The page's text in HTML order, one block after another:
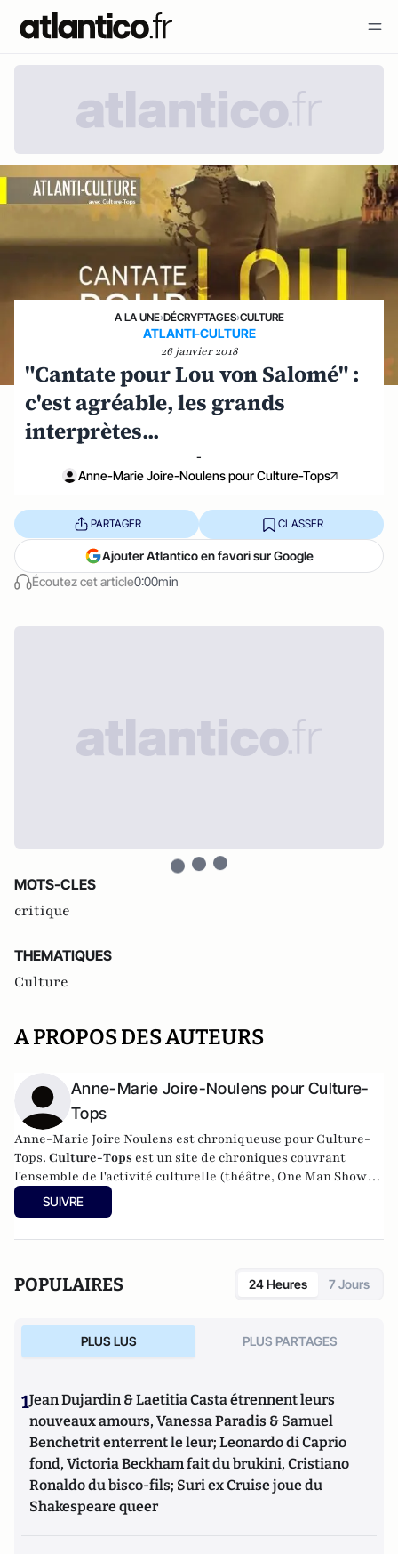
A LA UNE›DÉCRYPTAGES›CULTURE
ATLANTI-CULTURE
26 janvier 2018
"Cantate pour Lou von Salomé" :
c'est agréable, les grands
interprètes...
-
Anne-Marie Joire-Noulens pour Culture-Tops
Écoutez cet article0:00min
PARTAGER CLASSER
Ajouter Atlantico en favori sur Google
MOTS-CLES
critique
THEMATIQUES
Culture
A PROPOS DES AUTEURS
Anne-Marie Joire-Noulens pour Culture-
Tops
Anne-Marie Joire Noulens est chroniqueuse pour Culture-
Tops. Culture-Tops est un site de chroniques couvrant
l'ensemble de l'activité culturelle (théâtre, One Man Shows,
opéras, ballets, spectacles divers, cinéma, expos, livres,
etc.). Culture-Tops a été créé en novembre 2013 par Jacques
SUIVRE
POPULAIRES 24 Heures 7 Jours
PLUS LUS PLUS PARTAGES
1Jean Dujardin & Laetitia Casta étrennent leurs
nouveaux amours, Vanessa Paradis & Samuel
Benchetrit enterrent le leur; Leonardo di Caprio
fond, Victoria Beckham fait du brukini, Cristiano
Ronaldo du bisco-fils; Suri ex Cruise joue du
Shakespeare queer